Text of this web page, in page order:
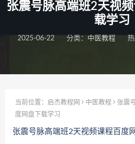
张震号脉高端班2天视
载学习
2025-06-22 分类： 中医教程
当前位置： 启杰教程网 中医教程
张震
度网盘下载学习
张震号脉高端班2天视频课程百度